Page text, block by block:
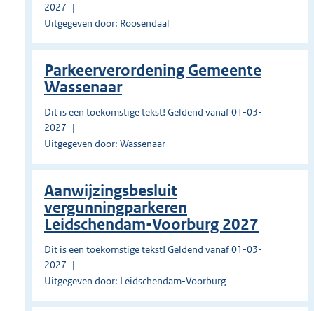
2027
Uitgegeven door: Roosendaal
Parkeerverordening Gemeente
Wassenaar
Dit is een toekomstige tekst! Geldend vanaf 01-03-
2027
Uitgegeven door: Wassenaar
Aanwijzingsbesluit
vergunningparkeren
Leidschendam-Voorburg 2027
Dit is een toekomstige tekst! Geldend vanaf 01-03-
2027
Uitgegeven door: Leidschendam-Voorburg